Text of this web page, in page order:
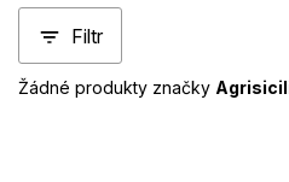
Filtr
Žádné produkty značky